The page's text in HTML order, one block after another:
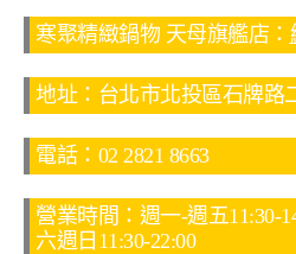
寒聚精緻鍋物 天母旗艦店：
地址：台北市北投區石牌路
電話：02 2821 8663
營業時間：週一-週五11:30-
六週日11:30-22:00